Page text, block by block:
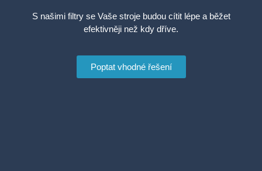
S našimi filtry se Vaše stroje budou cítit lépe a běžet
efektivněji než kdy dříve.
Poptat vhodné řešení